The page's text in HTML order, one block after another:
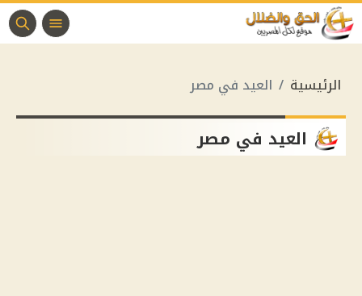
الرئيسية العيد في مصر
العيد في مصر